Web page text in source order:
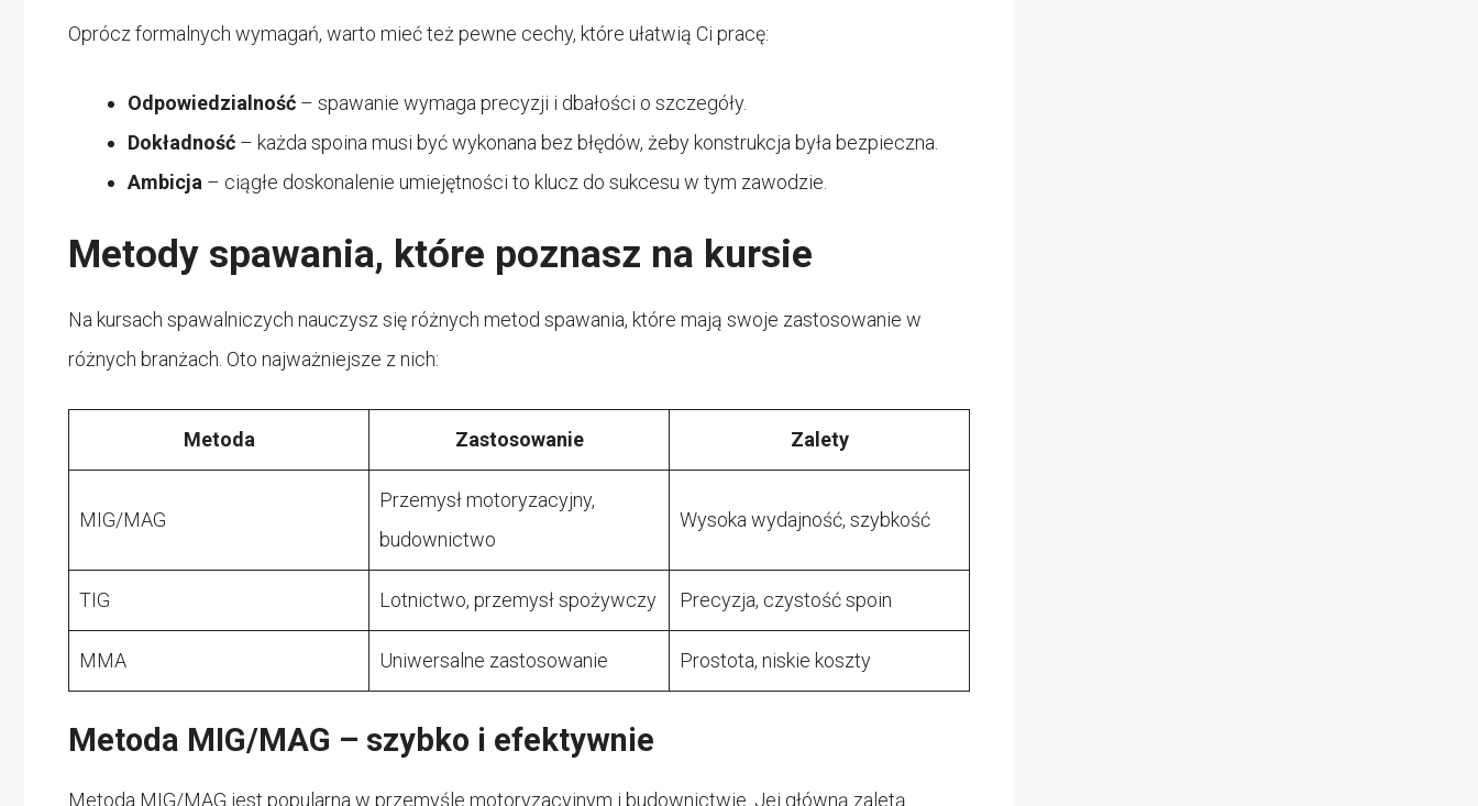
Oprócz formalnych wymagań, warto mieć też pewne cechy, które ułatwią Ci pracę:
Odpowiedzialność – spawanie wymaga precyzji i dbałości o szczegóły.
Dokładność – każda spoina musi być wykonana bez błędów, żeby konstrukcja była bezpieczna.
Ambicja – ciągłe doskonalenie umiejętności to klucz do sukcesu w tym zawodzie.
Metody spawania, które poznasz na kursie
Na kursach spawalniczych nauczysz się różnych metod spawania, które mają swoje zastosowanie w
różnych branżach. Oto najważniejsze z nich:
Metoda Zastosowanie Zalety
MIG/MAG
Przemysł motoryzacyjny,
budownictwo
Wysoka wydajność, szybkość
TIG Lotnictwo, przemysł spożywczy Precyzja, czystość spoin
MMA Uniwersalne zastosowanie Prostota, niskie koszty
Metoda MIG/MAG – szybko i efektywnie
Metoda MIG/MAG jest popularna w przemyśle motoryzacyjnym i budownictwie. Jej główną zaletą